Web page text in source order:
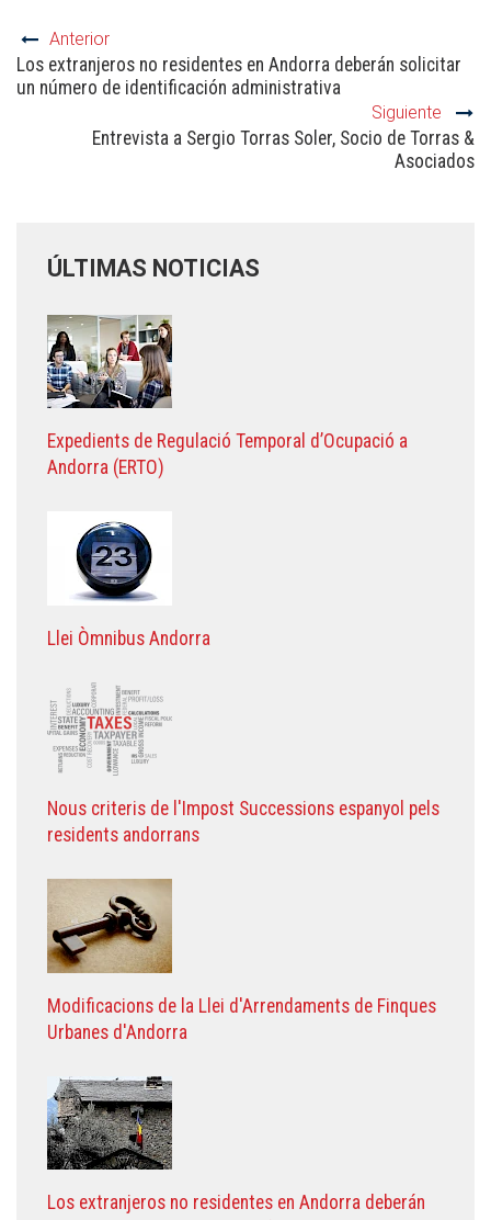
Anterior
Los extranjeros no residentes en Andorra deberán solicitar
un número de identificación administrativa
Siguiente
Entrevista a Sergio Torras Soler, Socio de Torras &
Asociados
ÚLTIMAS NOTICIAS
Expedients de Regulació Temporal d’Ocupació a
Andorra (ERTO)
Llei Òmnibus Andorra
Nous criteris de l'Impost Successions espanyol pels
residents andorrans
Modificacions de la Llei d'Arrendaments de Finques
Urbanes d'Andorra
Los extranjeros no residentes en Andorra deberán